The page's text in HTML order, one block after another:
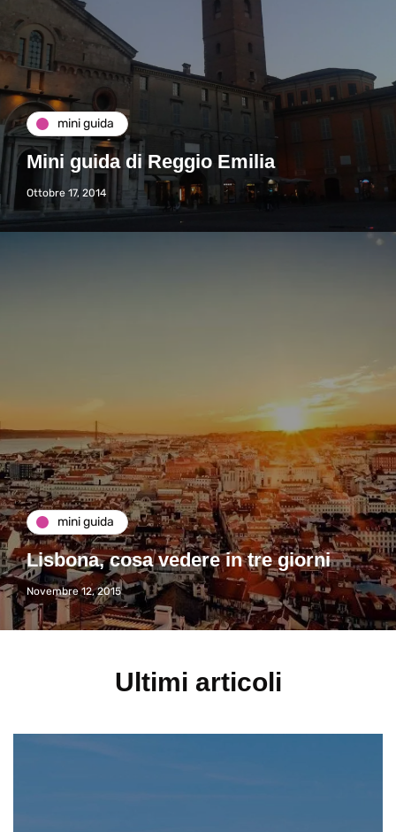
mini guida
Mini guida di Reggio Emilia
Ottobre 17, 2014
mini guida
Lisbona, cosa vedere in tre giorni
Novembre 12, 2015
Ultimi articoli